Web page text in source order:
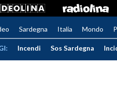
Sardegna Italia Mondo
Incendi Sos Sardegna